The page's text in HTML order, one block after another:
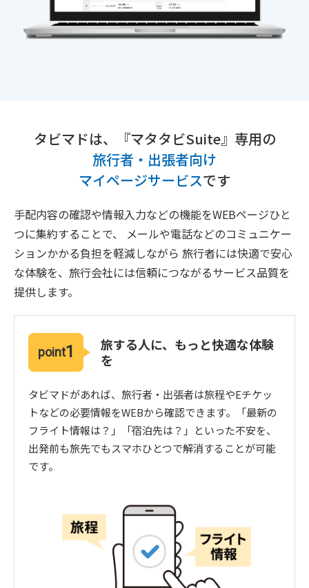
タビマドは、『マタタビSuite』専用の
旅行者・出張者向け
マイページサービスです
手配内容の確認や情報入力などの機能をWEBページひと
つに集約することで、
メールや電話などのコミュニケー
ションかかる負担を軽減しながら 旅行者には快適で安心
な体験を、旅行会社には信頼につながるサービス品質を
提供します。
point1
旅する人に、もっと快適な体験
を
タビマドがあれば、旅行者・出張者は旅程やEチケッ
トなどの必要情報をWEBから確認できます。「最新の
フライト情報は？」「宿泊先は？」といった不安を、
出発前も旅先でもスマホひとつで解消することが可能
です。